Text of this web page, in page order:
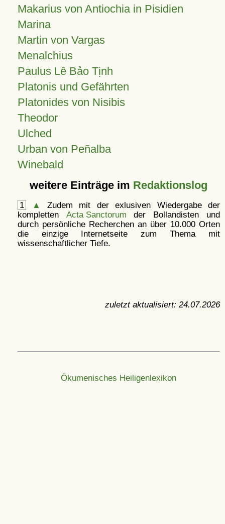
Makarius von Antiochia in Pisidien
Marina
Martin von Vargas
Menalchius
Paulus Lê Bảo Tịnh
Platonis und Gefährten
Platonides von Nisibis
Theodor
Ulched
Urban von Peñalba
Winebald
weitere Einträge im Redaktionslog
1 ▲
Zudem mit der exlusiven Wiedergabe der
kompletten Acta Sanctorum der Bollandisten und
durch persönliche Recherchen an über 10.000 Orten
die einzige Internetseite zum Thema mit
wissenschaftlicher Tiefe.
zuletzt aktualisiert: 24.07.2026
Ökumenisches Heiligenlexikon